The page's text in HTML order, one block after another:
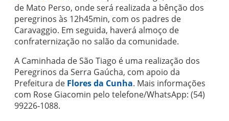
de Mato Perso, onde será realizada a bênção dos
peregrinos às 12h45min, com os padres de
Caravaggio. Em seguida, haverá almoço de
confraternização no salão da comunidade.
A Caminhada de São Tiago é uma realização dos
Peregrinos da Serra Gaúcha, com apoio da
Prefeitura de Flores da Cunha. Mais informações
com Rose Giacomin pelo telefone/WhatsApp: (54)
99226-1088.